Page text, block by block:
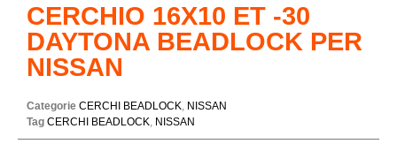
CERCHIO 16X10 ET -30
DAYTONA BEADLOCK PER
NISSAN
Categorie CERCHI BEADLOCK, NISSAN
Tag CERCHI BEADLOCK, NISSAN